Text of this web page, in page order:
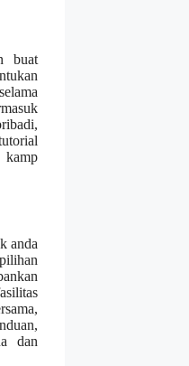
buat
kamp
anda
dan